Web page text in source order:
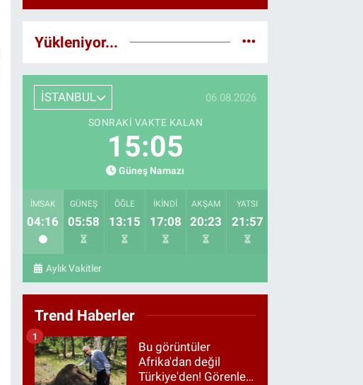
Yükleniyor...
İSTANBUL 06.08.2026
SONRAKI VAKTE KALAN
15:04
Güneş Namazı
İMSAK
04:16
GÜNEŞ
05:58
ÖĞLE
13:15
İKINDI
17:08
AKŞAM
20:23
YATSI
21:57
Aylık Vakitler
Trend Haberler
Bu görüntüler
Afrika'dan değil
Türkiye'den! Görenler
1